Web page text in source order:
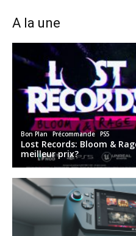
A la une